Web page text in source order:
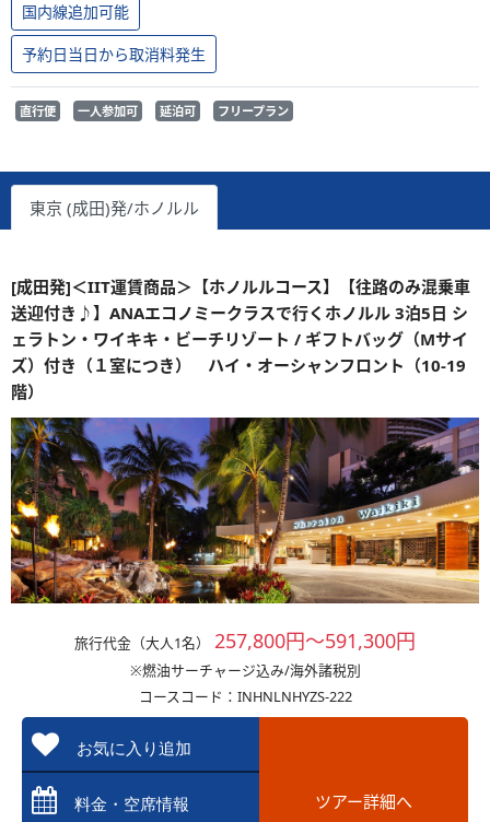
国内線追加可能
予約日当日から取消料発生
直行便 一人参加可 延泊可 フリープラン
東京 (成田)発/ホノルル
[成田発]＜IIT運賃商品＞【ホノルルコース】【往路のみ混乗車
送迎付き♪】ANAエコノミークラスで行くホノルル 3泊5日 シ
ェラトン・ワイキキ・ビーチリゾート / ギフトバッグ（Mサイ
ズ）付き（１室につき） ハイ・オーシャンフロント（10-19
階）
旅行代金（大人1名） 257,800円～591,300円
※燃油サーチャージ込み/海外諸税別
コースコード：INHNLNHYZS-222
お気に入り追加
料金・空席情報 ツアー詳細へ